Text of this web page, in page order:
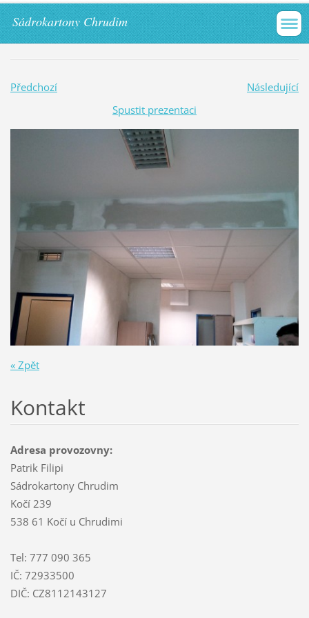
Sádrokartony Chrudim
Předchozí
Následující
Spustit prezentaci
« Zpět
Kontakt
Adresa provozovny:
Patrik Filipi
Sádrokartony Chrudim
Kočí 239
538 61 Kočí u Chrudimi
Tel: 777 090 365
IČ: 72933500
DIČ: CZ8112143127